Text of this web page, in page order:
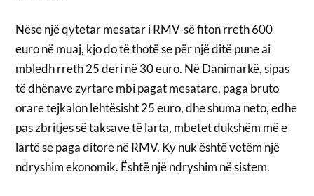
Nëse një qytetar mesatar i RMV-së fiton rreth 600
euro në muaj, kjo do të thotë se për një ditë pune ai
mbledh rreth 25 deri në 30 euro. Në Danimarkë, sipas
të dhënave zyrtare mbi pagat mesatare, paga bruto
orare tejkalon lehtësisht 25 euro, dhe shuma neto, edhe
pas zbritjes së taksave të larta, mbetet dukshëm më e
lartë se paga ditore në RMV. Ky nuk është vetëm një
ndryshim ekonomik. Është një ndryshim në sistem.